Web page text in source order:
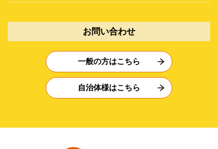
お問い合わせ
一般の方はこちら
自治体様はこちら